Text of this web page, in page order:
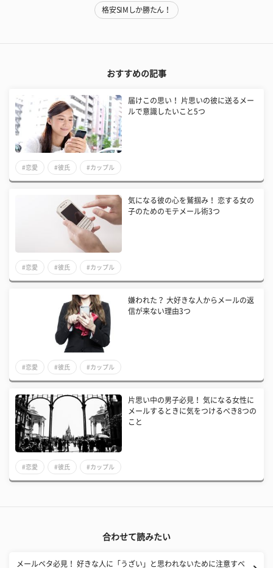
格安SIMしか勝たん！
おすすめの記事
届けこの思い！ 片思いの彼に送るメー
ルで意識したいこと5つ
#恋愛 #彼氏 #カップル
気になる彼の心を鷲掴み！ 恋する女の
子のためのモテメール術3つ
#恋愛 #彼氏 #カップル
嫌われた？ 大好きな人からメールの返
信が来ない理由3つ
#恋愛 #彼氏 #カップル
片思い中の男子必見！ 気になる女性に
メールするときに気をつけるべき8つの
こと
#恋愛 #彼氏 #カップル
合わせて読みたい
メールベタ必見！ 好きな人に「うざい」と思われないために注意すべ